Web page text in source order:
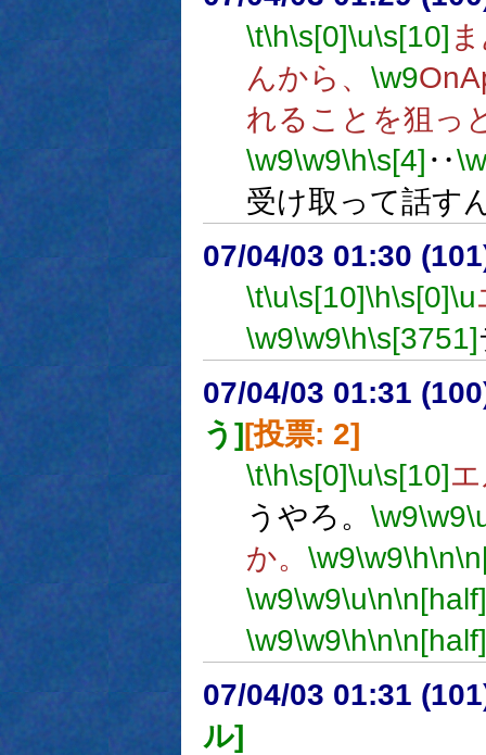
\t\h\s[0]\u\s[10]
んから、 \w9
れることを狙っ
\w9\w9\h\s[4] ‥
受け取って話す
07/04/03 01:30
\t\u\s[10]\h\s[0]\u
\w9\w9\h\s[3751]
07/04/03 01:31
う][投票: 2]
\t\h\s[0]\u\s[10]
うやろ。 \w9\w9
か。 \w9\w9\h\n
\w9\w9\u\n\n[half]
\w9\w9\h\n\n[half]
07/04/03 01:31
ル]